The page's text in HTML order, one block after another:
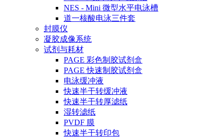
NES - Mini 微型水平电泳槽
道一核酸电泳三件套
封膜仪
凝胶成像系统
试剂与耗材
PAGE 彩色制胶试剂盒
PAGE 快速制胶试剂盒
电泳缓冲液
快速半干转缓冲液
快速半干转厚滤纸
湿转滤纸
PVDF 膜
快速半干转印包